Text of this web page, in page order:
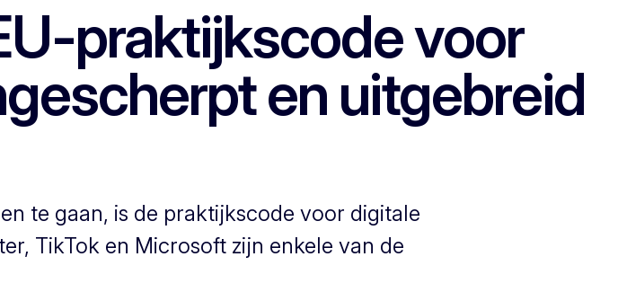
praktijkscode voor
en uitgebreid
te gaan, is de praktijkscode voor digitale
TikTok en Microsoft zijn enkele van de